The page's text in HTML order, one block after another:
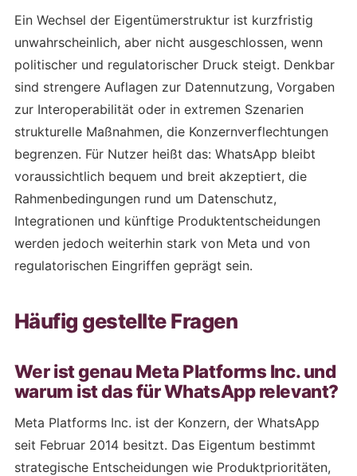
Ein Wechsel der Eigentümerstruktur ist kurzfristig
unwahrscheinlich, aber nicht ausgeschlossen, wenn
politischer und regulatorischer Druck steigt. Denkbar
sind strengere Auflagen zur Datennutzung, Vorgaben
zur Interoperabilität oder in extremen Szenarien
strukturelle Maßnahmen, die Konzernverflechtungen
begrenzen. Für Nutzer heißt das: WhatsApp bleibt
voraussichtlich bequem und breit akzeptiert, die
Rahmenbedingungen rund um Datenschutz,
Integrationen und künftige Produktentscheidungen
werden jedoch weiterhin stark von Meta und von
regulatorischen Eingriffen geprägt sein.
Häufig gestellte Fragen
Wer ist genau Meta Platforms Inc. und
warum ist das für WhatsApp relevant?
Meta Platforms Inc. ist der Konzern, der WhatsApp
seit Februar 2014 besitzt. Das Eigentum bestimmt
strategische Entscheidungen wie Produktprioritäten,